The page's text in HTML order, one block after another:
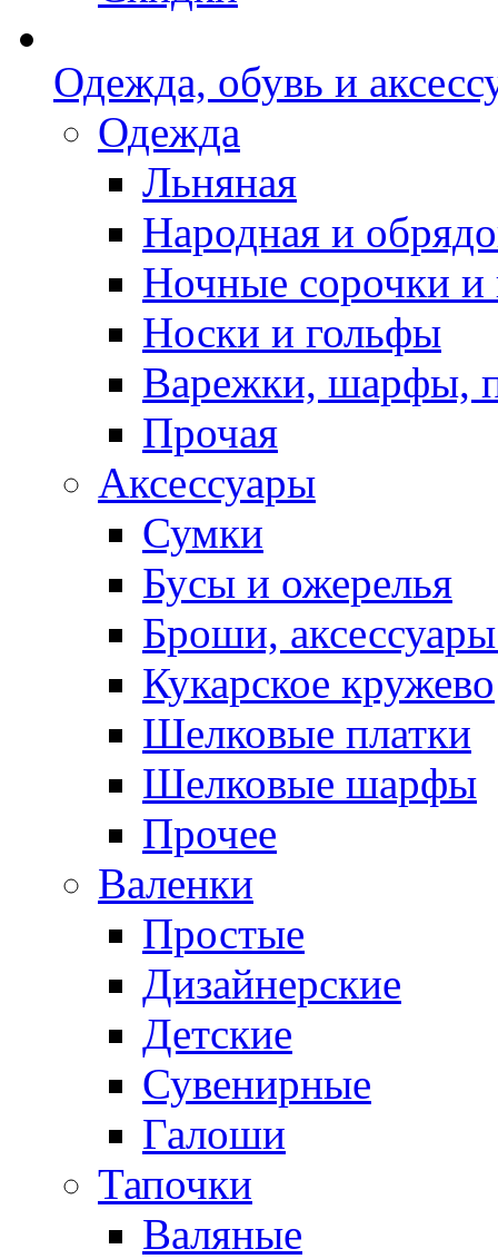
Одежда, обувь и
Одежда
Льняная
Народная и
Ночные сорочки
Носки и гольфы
Варежки, шарфы,
Прочая
Аксессуары
Сумки
Бусы и ожерелья
Броши,
Кукарское кружево
Шелковые платки
Шелковые шарфы
Прочее
Валенки
Простые
Дизайнерские
Детские
Сувенирные
Галоши
Тапочки
Валяные